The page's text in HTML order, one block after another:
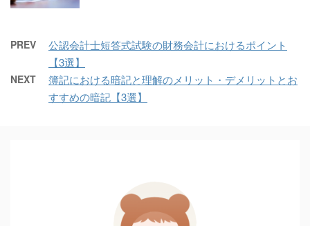
PREV
公認会計士短答式試験の財務会計におけるポイント
【3選】
NEXT
簿記における暗記と理解のメリット・デメリットとお
すすめの暗記【3選】